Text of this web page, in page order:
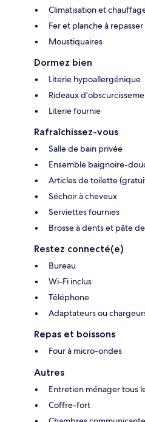
Climatisation et
Fer et planche à repasser
Moustiquaires
Dormez bien
Literie hypoallergénique
Rideaux
Literie fournie
Rafraîchissez-vous
Salle de bain privée
Ensemble baignoire-
Articles de toilette
Séchoir à cheveux
Serviettes fournies
Brosse à dents et pâte
Restez connecté(e)
Bureau
Wi-Fi inclus
Téléphone
Adaptateurs ou
Repas et boissons
Four à micro-ondes
Autres
Entretien ménager tous
Coffre-fort